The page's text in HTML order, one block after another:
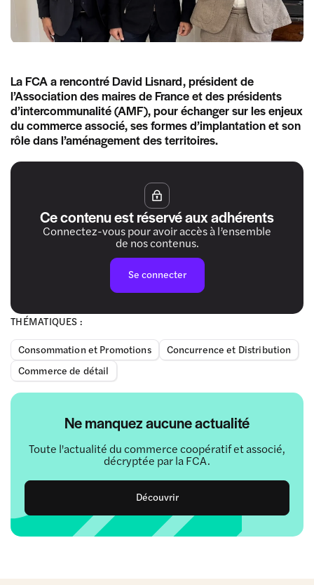
THÉMATIQUES :
Consommation et Promotions
Concurrence et Distribution
Commerce de détail
Ne manquez aucune actualité
Toute l'actualité du commerce coopératif et associé,
décryptée par la FCA.
Découvrir
La FCA a rencontré David Lisnard, président de
l’Association des maires de France et des présidents
d’intercommunalité (AMF), pour échanger sur les enjeux
du commerce associé, ses formes d’implantation et son
rôle dans l’aménagement des territoires.
Ce contenu est réservé aux adhérents
Connectez-vous pour avoir accès à l’ensemble
de nos contenus.
Se connecter